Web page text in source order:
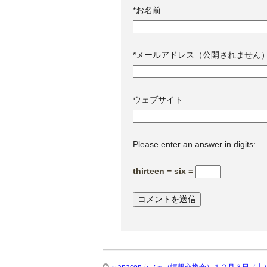
*お名前
* メールアドレス（公開されません
ウェブサイト
Please enter an answer in digits:
thirteen − six =